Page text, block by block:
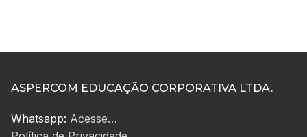
ASPERCOM EDUCAÇÃO CORPORATIVA LTDA.
Whatsapp: Acesse…